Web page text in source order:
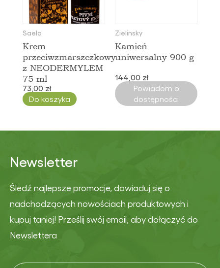
Saela
Krem
przeciwzmarszczkowy
z NEODERMYLEM
75 ml
73,00 zł
Do koszyka
Zielinsky
Kamień
uniwersalny 900 g
144,00 zł
Powiadom o
dostępności
Newsletter
Śledź najlepsze promocje, dowiaduj się o
nadchodzących nowościach produktowych i
kupuj taniej! Prześlij swój email, aby dołączyć do
Newslettera